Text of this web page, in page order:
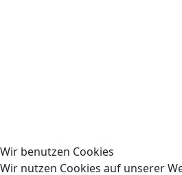
Wir benutzen Cookies
Wir nutzen Cookies auf unserer